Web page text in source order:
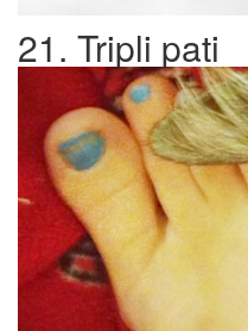
21. Tripli pati